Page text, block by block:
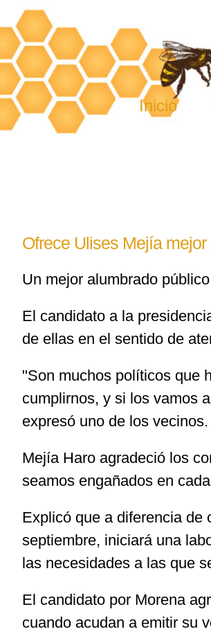
Skip
to
content
Inicio
Ofrece Ulises Mejía
Un mejor alumbrado
El candidato a la
de ellas en el sentido de
"Son muchos políticos que
cumplirnos, y si los vamos
expresó uno de los vecinos.
Mejía Haro agradeció los
seamos engañados en
Explicó que a diferencia de
septiembre, iniciará una
las necesidades a las que
El candidato por Morena
cuando acudan a emitir su